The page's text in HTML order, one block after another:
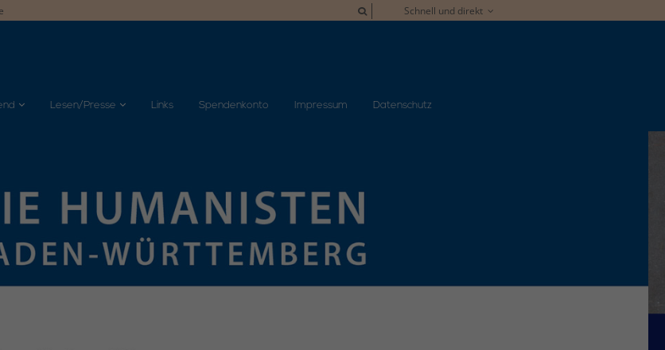
Schnell und direkt
Lesen/Presse Links Spendenkonto Impressum Datenschutz